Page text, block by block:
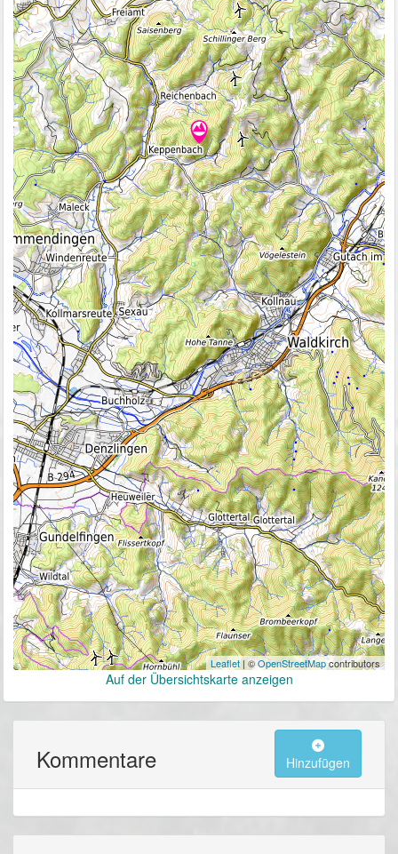
Leaflet| ©OpenStreetMapcontributors
Auf der Übersichtskarte anzeigen
Kommentare Hinzufügen